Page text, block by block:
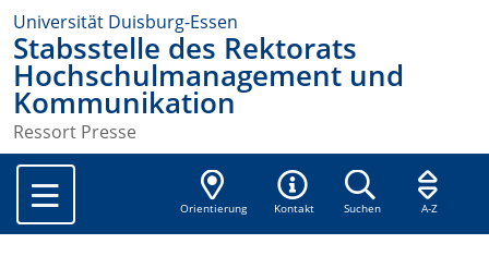
Universität Duisburg-Essen
Stabsstelle des Rektorats
Hochschulmanagement und
Kommunikation
Ressort Presse
Orientierung Kontakt Suchen A-Z